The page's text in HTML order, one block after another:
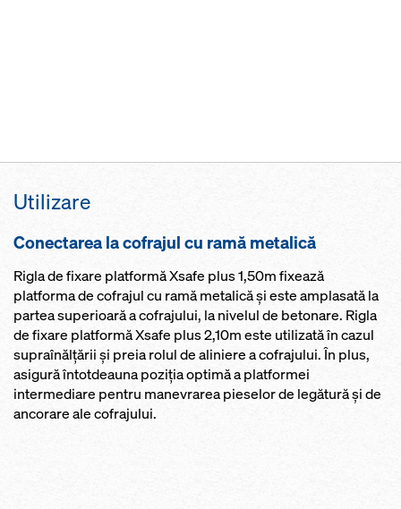
Utilizare
Conectarea la cofrajul cu ramă metalică
Rigla de fixare platformă Xsafe plus 1,50m fixează
platforma de cofrajul cu ramă metalică şi este amplasată la
partea superioară a cofrajului, la nivelul de betonare. Rigla
de fixare platformă Xsafe plus 2,10m este utilizată în cazul
supraînălţării şi preia rolul de aliniere a cofrajului. În plus,
asigură întotdeauna poziţia optimă a platformei
intermediare pentru manevrarea pieselor de legătură şi de
ancorare ale cofrajului.